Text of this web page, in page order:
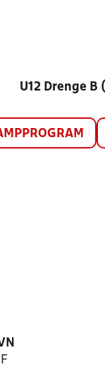
U12 Drenge B